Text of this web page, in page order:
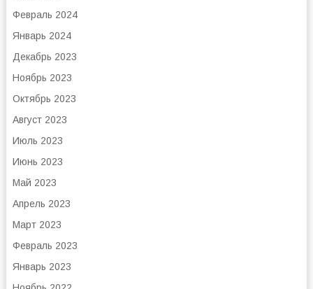
Февраль 2024
Январь 2024
Декабрь 2023
Ноябрь 2023
Октябрь 2023
Август 2023
Июль 2023
Июнь 2023
Май 2023
Апрель 2023
Март 2023
Февраль 2023
Январь 2023